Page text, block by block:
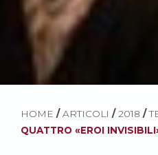
HOME / ARTICOLI / 2018 /
QUATTRO «EROI